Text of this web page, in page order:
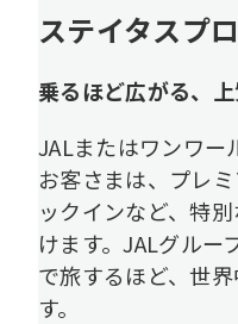
ステイタスプ
乗るほど広がる、
JALまたはワンワー
お客さまは、プレ
ックインなど、特
けます。JALグルー
で旅するほど、世
す。